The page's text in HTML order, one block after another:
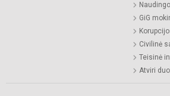
GiG
Civilinė
Teisinė
Atviri